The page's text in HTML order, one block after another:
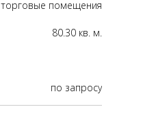
торговые помещения
80.30 кв. м.
по запросу